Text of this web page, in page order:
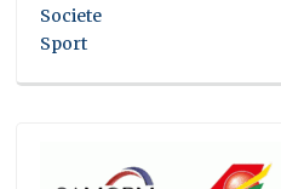
Societe
Sport